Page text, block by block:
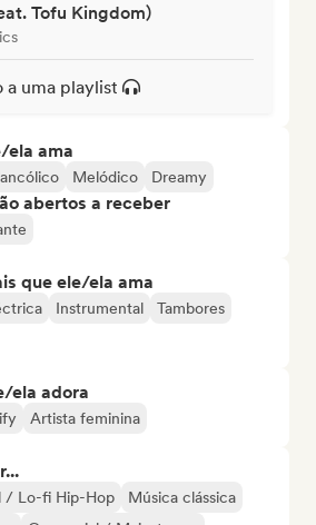
Tofu Kingdom)
a uma playlist
ela ama
Melódico Dreamy
abertos a receber
que ele/ela ama
Instrumental
Tambores
ela adora
Artista feminina
/ Lo-fi Hip-Hop
Música clássica